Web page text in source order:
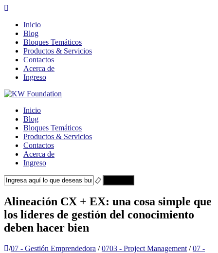
Inicio
Blog
Bloques Temáticos
Productos & Servicios
Contactos
Acerca de
Ingreso
Inicio
Blog
Bloques Temáticos
Productos & Servicios
Contactos
Acerca de
Ingreso
Alineación CX + EX: una cosa simple que
los líderes de gestión del conocimiento
deben hacer bien
/07 - Gestión Emprendedora / 0703 - Project Management / 07 -